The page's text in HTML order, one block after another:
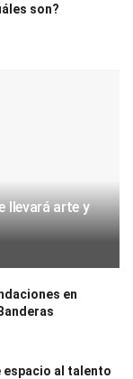
son?
llevará arte y
en
espacio al talento